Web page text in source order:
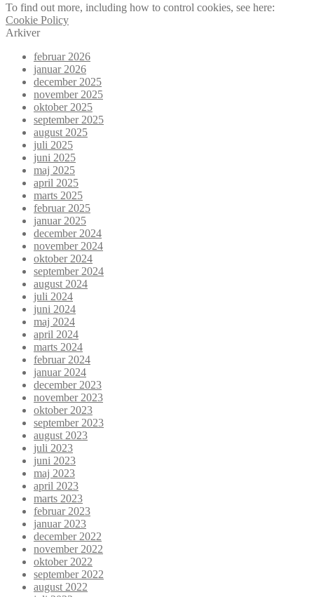
To find out more, including how to control cookies, see here:
Cookie Policy
Arkiver
februar 2026
januar 2026
december 2025
november 2025
oktober 2025
september 2025
august 2025
juli 2025
juni 2025
maj 2025
april 2025
marts 2025
februar 2025
januar 2025
december 2024
november 2024
oktober 2024
september 2024
august 2024
juli 2024
juni 2024
maj 2024
april 2024
marts 2024
februar 2024
januar 2024
december 2023
november 2023
oktober 2023
september 2023
august 2023
juli 2023
juni 2023
maj 2023
april 2023
marts 2023
februar 2023
januar 2023
december 2022
november 2022
oktober 2022
september 2022
august 2022